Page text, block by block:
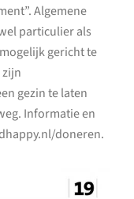
Algemene
particulier als
gericht te
gezin te laten
Informatie en
doneren.